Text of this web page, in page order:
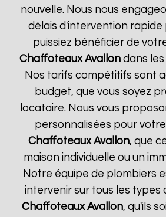
nouvelle. Nous nous
délais d'intervention rapide
puissiez bénéficier de
Chaffoteaux Avallon dans les
Nos tarifs compétitifs sont
budget, que vous soyez
locataire. Nous vous
personnalisées pour
Chaffoteaux Avallon, que
maison individuelle ou un
Notre équipe de plombiers
intervenir sur tous les types
Chaffoteaux Avallon, qu'ils